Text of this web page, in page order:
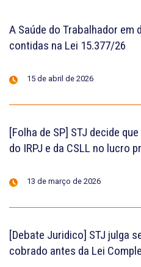
A Saúde do Trabalhador
contidas na Lei 15.377/26
15 de abril de 2026
[Folha de SP] STJ decide
do IRPJ e da CSLL no lucro
13 de março de 2026
[Debate Juridico] STJ julga
cobrado antes da Lei